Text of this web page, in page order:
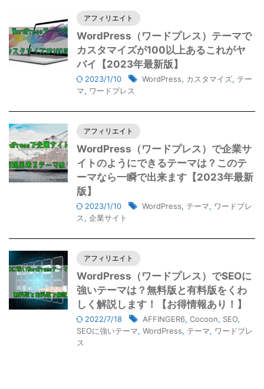
アフィリエイト
WordPress（ワードプレス）テーマで
カスタマイズが100以上あるこれがヤ
バイ【2023年最新版】
2023/1/10 WordPress, カスタマイズ, テー
マ, ワードプレス
アフィリエイト
WordPress（ワードプレス）で企業サ
イトのようにできるテーマは？このテ
ーマなら一瞬で出来ます【2023年最新
版】
2023/1/10 WordPress, テーマ, ワードプレ
ス, 企業サイト
アフィリエイト
WordPress（ワードプレス）でSEOに
強いテーマは？無料版と有料版をくわ
しく解説します！【お得情報あり！】
2022/7/18 AFFINGER6, Cocoon, SEO,
SEOに強いテーマ, WordPress, テーマ, ワードプレ
ス